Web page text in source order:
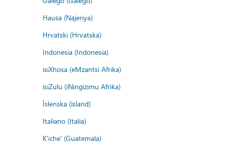
Hausa (Najeriya)
Hrvatski (Hrvatska)
Indonesia (Indonesia)
isiXhosa (eMzantsi Afrika)
isiZulu (iNingizimu Afrika)
Íslenska (ísland)
Italiano (Italia)
K'iche' (Guatemala)